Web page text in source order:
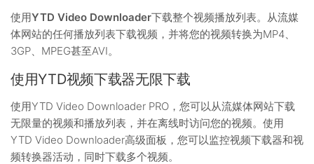
使用YTD Video Downloader下载整个视频播放列表。从流媒
体网站的任何播放列表下载视频，并将您的视频转换为MP4、
3GP、MPEG甚至AVI。
使用YTD视频下载器无限下载
使用YTD Video Downloader PRO，您可以从流媒体网站下载
无限量的视频和播放列表，并在离线时访问您的视频。使用
YTD Video Downloader高级面板，您可以监控视频下载器和视
频转换器活动，同时下载多个视频。